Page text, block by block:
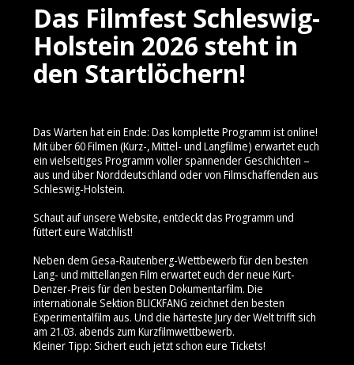
Das Filmfest Schleswig-
Holstein 2026 steht in
den Startlöchern!
Das Warten hat ein Ende: Das komplette Programm ist online!
Mit über 60 Filmen (Kurz-, Mittel- und Langfilme) erwartet euch
ein vielseitiges Programm voller spannender Geschichten –
aus und über Norddeutschland oder von Filmschaffenden aus
Schleswig-Holstein.
Schaut auf unsere Website, entdeckt das Programm und
füttert eure Watchlist!
Neben dem Gesa-Rautenberg-Wettbewerb für den besten
Lang- und mittellangen Film erwartet euch der neue Kurt-
Denzer-Preis für den besten Dokumentarfilm. Die
internationale Sektion BLICKFANG zeichnet den besten
Experimentalfilm aus. Und die härteste Jury der Welt trifft sich
am 21.03. abends zum Kurzfilmwettbewerb.
Kleiner Tipp: Sichert euch jetzt schon eure Tickets!